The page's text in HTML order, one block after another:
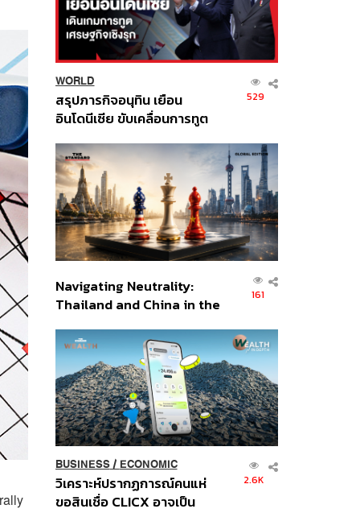
WORLD
สรุปภารกิจอนุทิน เยือน
อินโดนีเซีย ขับเคลื่อนการทูต
ส่วนยุทธศาสตร์ไทย –
อินโดนีเซีย
529
Navigating Neutrality:
Thailand and China in the
Order
161
BUSINESS/ ECONOMIC
วิเคราะห์ปรากฏการณ์คนแห่
ขอสินเชื่อ CLICX อาจเป็น
2.6K